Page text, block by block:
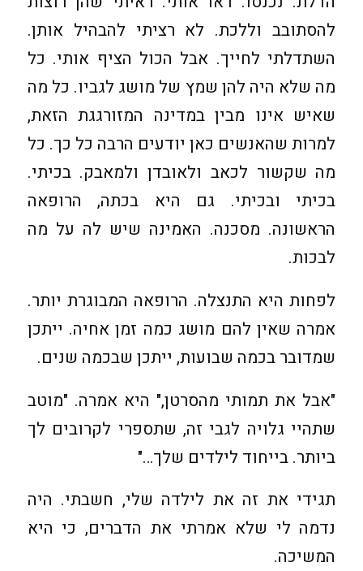
להסתובב וללכת. לא רציתי להבהיל אותן.
השתדלתי לחייך. אבל הכול הציף אותי. כל
מה שלא היה להן שמץ של מושג לגביו. כל מה
שאיש אינו מבין במדינה המזורגגת הזאת,
למרות שהאנשים כאן יודעים הרבה כל כך. כל
מה שקשור לכאב ולאובדן ולמאבק. בכיתי.
בכיתי ובכיתי. גם היא בכתה, הרופאה
הראשונה. מסכנה. האמינה שיש לה על מה
לבכות.
לפחות היא התנצלה. הרופאה המבוגרת יותר.
אמרה שאין להם מושג כמה זמן אחיה. ייתכן
שמדובר בכמה שבועות, ייתכן שבכמה שנים.
"אבל את תמותי מהסרטן," היא אמרה. "מוטב
שתהיי גלויה לגבי זה, שתספרי לקרובים לך
ביותר. בייחוד לילדים שלך…"
תגידי את זה את לילדה שלי, חשבתי. היה
נדמה לי שלא אמרתי את הדברים, כי היא
המשיכה.